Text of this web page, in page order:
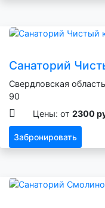
Санаторий
Свердловская
90
Цены: от 2300
Забронировать